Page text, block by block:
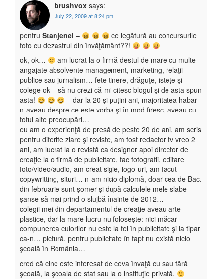
brushvox says:
July 22, 2009 at 8:24 pm
pentru Stanjenel –
ce legătură au concursurile
foto cu dezastrul din învăţământ??!
ok, ok…
am lucrat la o firmă destul de mare cu multe
angajate absolvente management, marketing, relaţii
publice sau jurnalism… fete tinere, drăguţe, isteţe şi
colege ok – să nu crezi că-mi citesc blogul şi de asta spun
asta!
– dar la 20 şi puţini ani, majoritatea habar
n-aveau despre ce este vorba şi în mod firesc, aveau cu
totul alte preocupări…
eu am o experienţă de presă de peste 20 de ani, am scris
pentru diferite ziare şi reviste, am fost redactor tv vreo 2
ani, am lucrat la o revistă ca designer apoi director de
creaţie la o firmă de publicitate, fac fotografii, editare
foto/video/audio, am creat sigle, logo-uri, am făcut
copywritting, situri… n-am nicio diplomă, doar cea de Bac.
din februarie sunt şomer şi după calculele mele slabe
şanse să mai prind o slujbă înainte de 2012…
colegii mei din departamentul de creaţie aveau arte
plastice, dar la mare lucru nu foloseşte: nici măcar
compunerea culorilor nu este la fel în publicitate şi la tipar
ca-n… pictură. pentru publicitate în fapt nu există nicio
şcoală în România…
cred că cine este interesat de ceva învaţă cu sau fără
şcoală, la şcoala de stat sau la o instituţie privată.